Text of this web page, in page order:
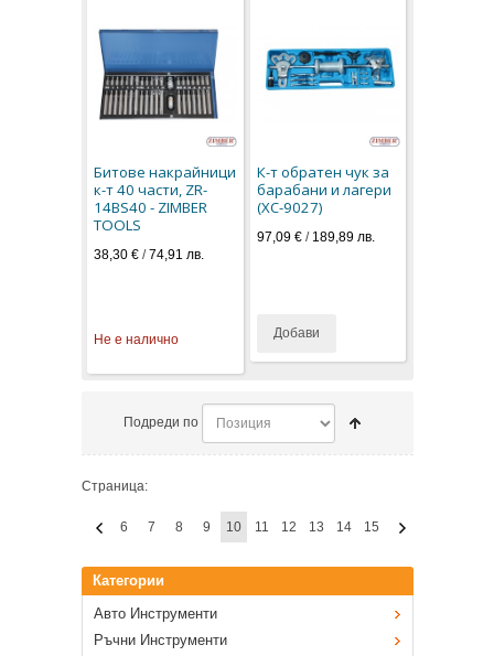
Битове накрайници
к-т 40 части, ZR-
14BS40 - ZIMBER
TOOLS
38,30 € /74,91 лв.
Не е налично
К-т обратен чук за
барабани и лагери
(XC-9027)
97,09 €/ 189,89 лв.
Добави
Подреди по
Страница:
6 7 8 9 10 11 12 13 14 15
Категории
Авто Инструменти
Ръчни Инструменти